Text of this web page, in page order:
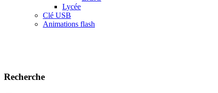
Lycée
Clé USB
Animations flash
Recherche